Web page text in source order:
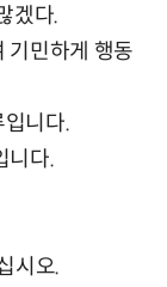
겠다.
기민하게 행동
니다.
니다.
시오.